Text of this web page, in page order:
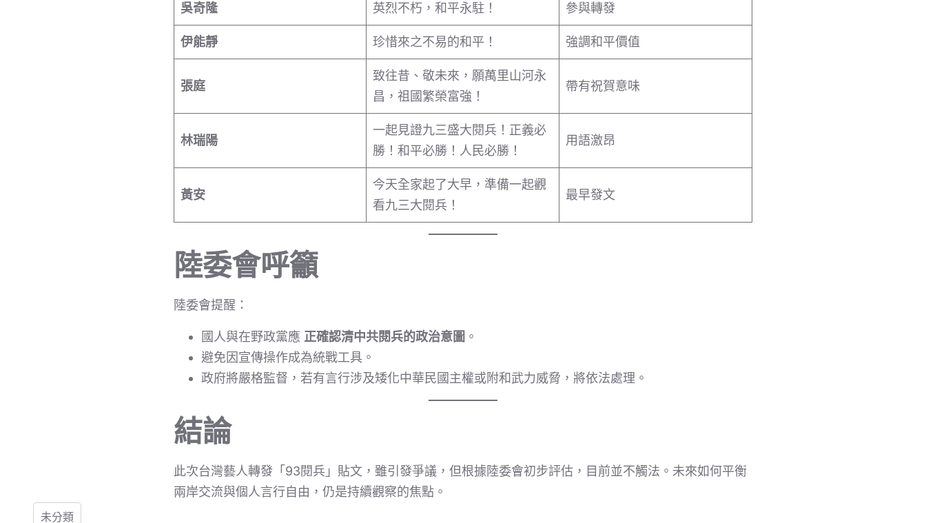
吳奇隆 英烈不朽，和平永駐！ 參與轉發
伊能靜 珍惜來之不易的和平！ 強調和平價值
張庭
致往昔、敬未來，願萬里山河永
昌，祖國繁榮富強！
帶有祝賀意味
林瑞陽
一起見證九三盛大閱兵！正義必
勝！和平必勝！人民必勝！
用語激昂
黃安
今天全家起了大早，準備一起觀
看九三大閱兵！
最早發文
陸委會呼籲
陸委會提醒：
國人與在野政黨應 正確認清中共閱兵的政治意圖 。
避免因宣傳操作成為統戰工具。
政府將嚴格監督，若有言行涉及矮化中華民國主權或附和武力威脅，將依法處理。
結論
此次台灣藝人轉發「93閱兵」貼文，雖引發爭議，但根據陸委會初步評估，目前並不觸法。未來如何平衡
兩岸交流與個人言行自由，仍是持續觀察的焦點。
未分類